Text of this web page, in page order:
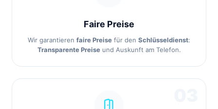
Faire Preise
Wir garantieren faire Preise für den Schlüsseldienst:
Transparente Preiseund Auskunft am Telefon.